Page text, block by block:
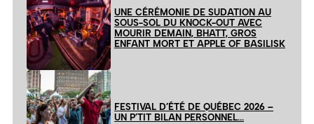
UNE CÉRÉMONIE DE SUDATION AU
SOUS-SOL DU KNOCK-OUT AVEC
MOURIR DEMAIN, BHATT, GROS
ENFANT MORT ET APPLE OF BASILISK
FESTIVAL D’ÉTÉ DE QUÉBEC 2026 –
UN P’TIT BILAN PERSONNEL…